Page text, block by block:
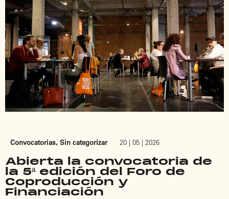
Convocatorias, Sin categorizar 20 | 05 | 2026
Abierta la convocatoria de
la 5ª edición del Foro de
Coproducción y
Financiación